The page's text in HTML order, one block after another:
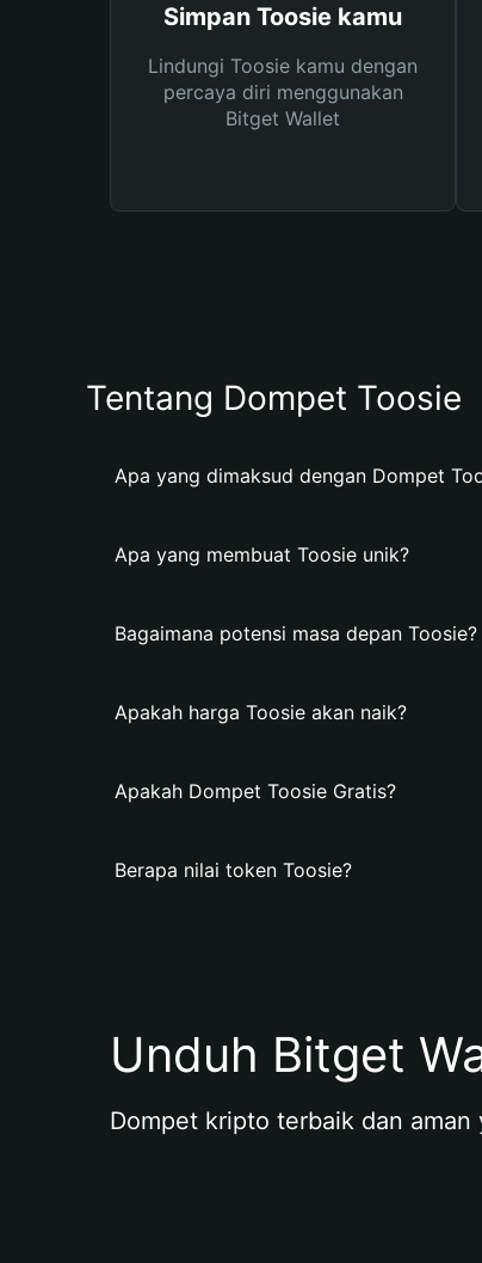
Simpan Toosie kamu
Lindungi Toosie kamu dengan
percaya diri menggunakan
Bitget Wallet
Tentang Dompet Toosie
Apa yang dimaksud dengan Dompet
Apa yang membuat Toosie unik?
Bagaimana potensi masa depan Toosie?
Apakah harga Toosie akan naik?
Apakah Dompet Toosie Gratis?
Berapa nilai token Toosie?
Unduh Bitget
Dompet kripto terbaik dan